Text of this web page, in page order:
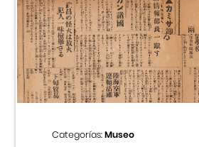
Categorías:Museo